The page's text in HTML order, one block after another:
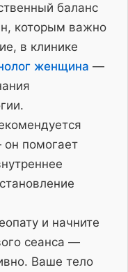
баланс
которым важно
в клинике
женщина —
помогает
и начните
сеанса —
Ваше тело